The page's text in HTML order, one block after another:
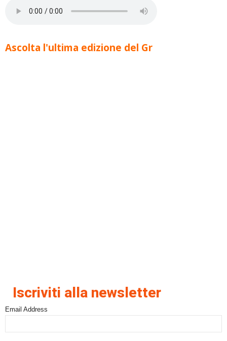
Ascolta l'ultima edizione del Gr
Iscriviti alla newsletter
Email Address